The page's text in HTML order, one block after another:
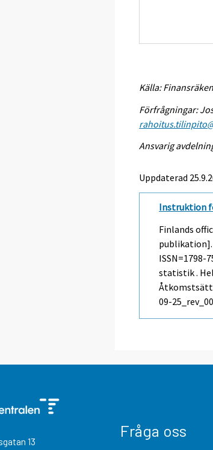
Källa:
Förfrågningar:
Ansvarig
Uppdaterad
Instruktion
Finlands
publikation].
ISSN=1798-
statistik .
09-
13
Fråga oss